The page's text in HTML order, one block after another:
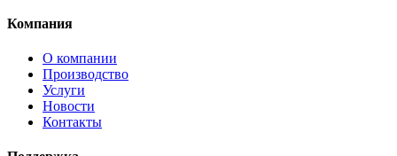
Компания
О компании
Производство
Услуги
Новости
Контакты